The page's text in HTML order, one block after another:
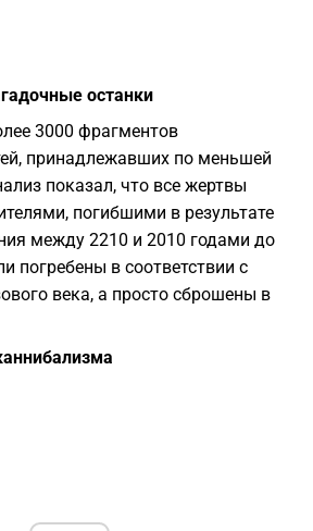
останки
3000 фрагментов
принадлежавших по меньшей
показал, что все жертвы
погибшими в результате
между 2210 и 2010 годами до
погребены в соответствии с
века, а просто сброшены в